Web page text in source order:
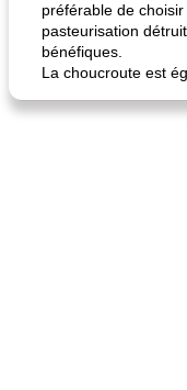
préférable de
pasteurisation
bénéfiques.
La choucroute est